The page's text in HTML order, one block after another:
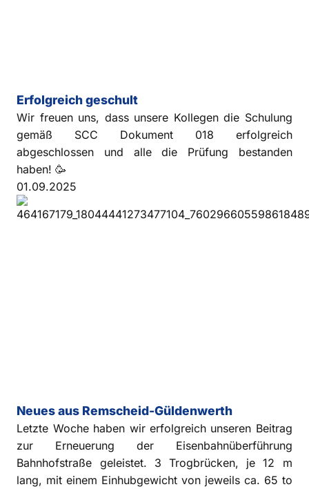
Erfolgreich geschult
Wir freuen uns, dass unsere Kollegen die Schulung
gemäß SCC Dokument 018 erfolgreich
abgeschlossen und alle die Prüfung bestanden
haben! 🥳
01.09.2025
Neues aus Remscheid-Güldenwerth
Letzte Woche haben wir erfolgreich unseren Beitrag
zur Erneuerung der Eisenbahnüberführung
Bahnhofstraße geleistet. 3 Trogbrücken, je 12 m
lang, mit einem Einhubgewicht von jeweils ca. 65 to